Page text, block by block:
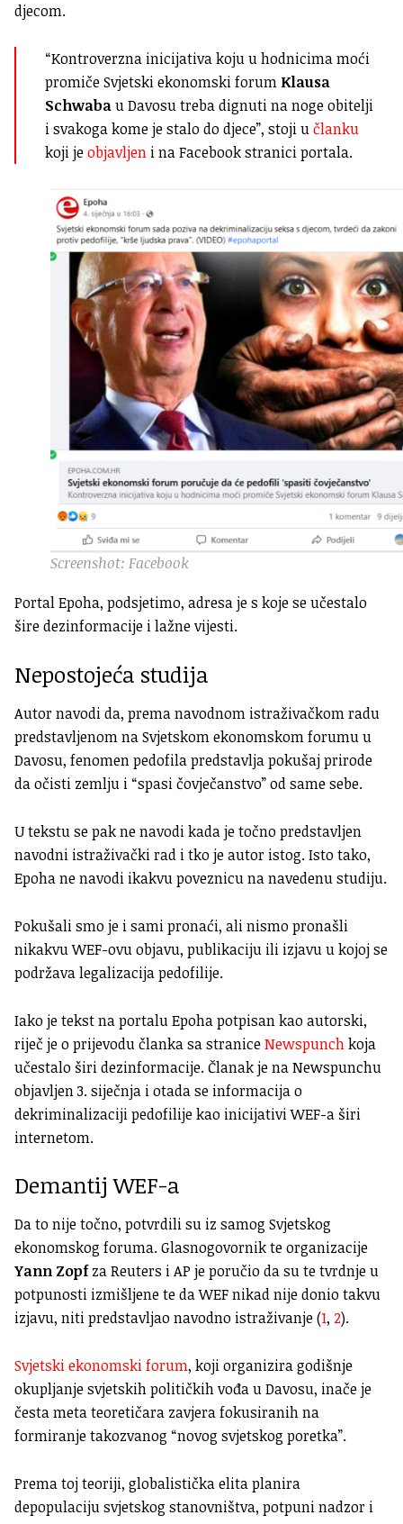
djecom.
“Kontroverzna inicijativa koju u hodnicima moći
promiče Svjetski ekonomski forum Klausa
Schwabau Davosu treba dignuti na noge obitelji
i svakoga kome je stalo do djece”, stoji učlanku
koji jeobjavljen i na Facebook stranici portala.
Screenshot: Facebook
Portal Epoha, podsjetimo, adresa je s koje se učestalo
šire dezinformacije i lažne vijesti.
Nepostojeća studija
Autor navodi da, prema navodnom istraživačkom radu
predstavljenom na Svjetskom ekonomskom forumu u
Davosu, fenomen pedofila predstavlja pokušaj prirode
da očisti zemlju i “spasi čovječanstvo” od same sebe.
U tekstu se pak ne navodi kada je točno predstavljen
navodni istraživački rad i tko je autor istog. Isto tako,
Epoha ne navodi ikakvu poveznicu na navedenu studiju.
Pokušali smo je i sami pronaći, ali nismo pronašli
nikakvu WEF-ovu objavu, publikaciju ili izjavu u kojoj se
podržava legalizacija pedofilije.
Iako je tekst na portalu Epoha potpisan kao autorski,
riječ je o prijevodu članka sa straniceNewspunchkoja
učestalo širi dezinformacije. Članak je na Newspunchu
objavljen 3. siječnja i otada se informacija o
dekriminalizaciji pedofilije kao inicijativi WEF-a širi
internetom.
Demantij WEF-a
Da to nije točno, potvrdili su iz samog Svjetskog
ekonomskog foruma. Glasnogovornik te organizacije
Yann Zopfza Reuters i AP je poručio da su te tvrdnje u
potpunosti izmišljene te da WEF nikad nije donio takvu
izjavu, niti predstavljao navodno istraživanje (1, 2).
Svjetski ekonomski forum, koji organizira godišnje
okupljanje svjetskih političkih vođa u Davosu, inače je
česta meta teoretičara zavjera fokusiranih na
formiranje takozvanog “novog svjetskog poretka”.
Prema toj teoriji, globalistička elita planira
depopulaciju svjetskog stanovništva, potpuni nadzor i